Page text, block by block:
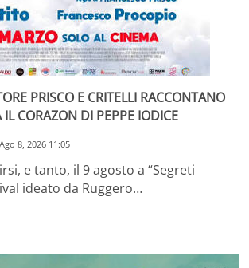
PRISCO E CRITELLI RACCONTANO
CORAZON DI PEPPE IODICE
Ago 8, 2026 11:05
e tanto, il 9 agosto a “Segreti
ideato da Ruggero…